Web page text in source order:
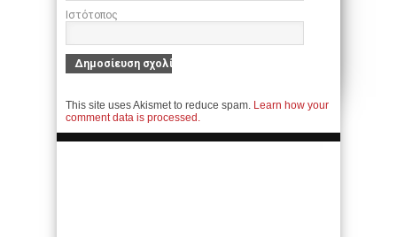
Ιστότοπος
This site uses Akismet to reduce spam. Learn how your
comment data is processed.